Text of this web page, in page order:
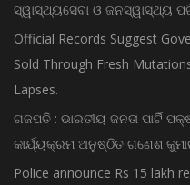
ସ୍ୱାସ୍ଥ୍ୟସେବା ଓ ଜନସ୍ୱାସ୍ଥ୍ୟ
Official Records Suggest
Sold Through Fresh
Lapses.
ଗଜପତି : ଭାରତୀୟ ଜନତା ପାର୍ଟି
କାର୍ଯ୍ୟକ୍ରମ ଅନୁଷ୍ଠିତ ଗଣେଶ
Police announce Rs 15 lakh